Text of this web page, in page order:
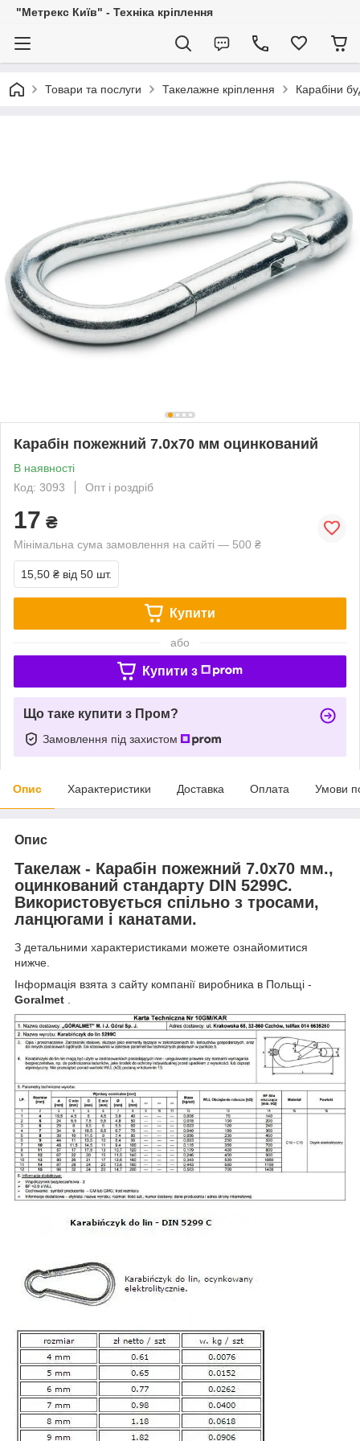
"Метрекс Київ" - Техніка кріплення
Товари та послуги Такелажне кріплення Карабіни
Карабін пожежний 7.0х70 мм оцинкований
В наявності
Код: 3093
Опт і роздріб
17 ₴
Мінімальна сума замовлення на сайті — 500 ₴
15,50 ₴ від 50 шт.
Купити
або
Купити з
Що таке купити з Пром?
Замовлення під захистом
Опис Характеристики Доставка Оплата Умови
Опис
Такелаж - Карабін пожежний 7.0х70 мм.,
оцинкований стандарту DIN 5299C.
Використовується спільно з тросами,
ланцюгами і канатами.
З детальними характеристиками можете ознайомитися
нижче.
Інформація взята з сайту компанії виробника в Польщі -
Goralmet .